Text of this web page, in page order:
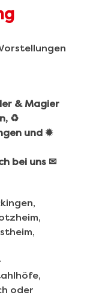
& Magier
♻
und ✹
bei uns ✉